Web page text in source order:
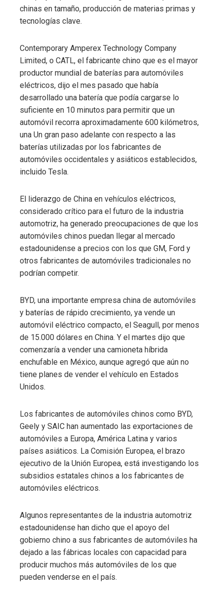
chinas en tamaño, producción de materias primas y
tecnologías clave.
Contemporary Amperex Technology Company
Limited, o CATL, el fabricante chino que es el mayor
productor mundial de baterías para automóviles
eléctricos, dijo el mes pasado que había
desarrollado una batería que podía cargarse lo
suficiente en 10 minutos para permitir que un
automóvil recorra aproximadamente 600 kilómetros,
una Un gran paso adelante con respecto a las
baterías utilizadas por los fabricantes de
automóviles occidentales y asiáticos establecidos,
incluido Tesla.
El liderazgo de China en vehículos eléctricos,
considerado crítico para el futuro de la industria
automotriz, ha generado preocupaciones de que los
automóviles chinos puedan llegar al mercado
estadounidense a precios con los que GM, Ford y
otros fabricantes de automóviles tradicionales no
podrían competir.
BYD, una importante empresa china de automóviles
y baterías de rápido crecimiento, ya vende un
automóvil eléctrico compacto, el Seagull, por menos
de 15.000 dólares en China. Y el martes dijo que
comenzaría a vender una camioneta híbrida
enchufable en México, aunque agregó que aún no
tiene planes de vender el vehículo en Estados
Unidos.
Los fabricantes de automóviles chinos como BYD,
Geely y SAIC han aumentado las exportaciones de
automóviles a Europa, América Latina y varios
países asiáticos. La Comisión Europea, el brazo
ejecutivo de la Unión Europea, está investigando los
subsidios estatales chinos a los fabricantes de
automóviles eléctricos.
Algunos representantes de la industria automotriz
estadounidense han dicho que el apoyo del
gobierno chino a sus fabricantes de automóviles ha
dejado a las fábricas locales con capacidad para
producir muchos más automóviles de los que
pueden venderse en el país.